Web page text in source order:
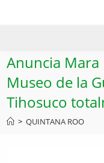
Anuncia
Museo de la
Tihosuco
> QUINTANA ROO